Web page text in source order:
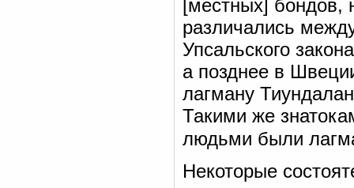
[местных]
различались
Упсальского
а позднее в
лагману
Такими же
людьми были
Некоторые